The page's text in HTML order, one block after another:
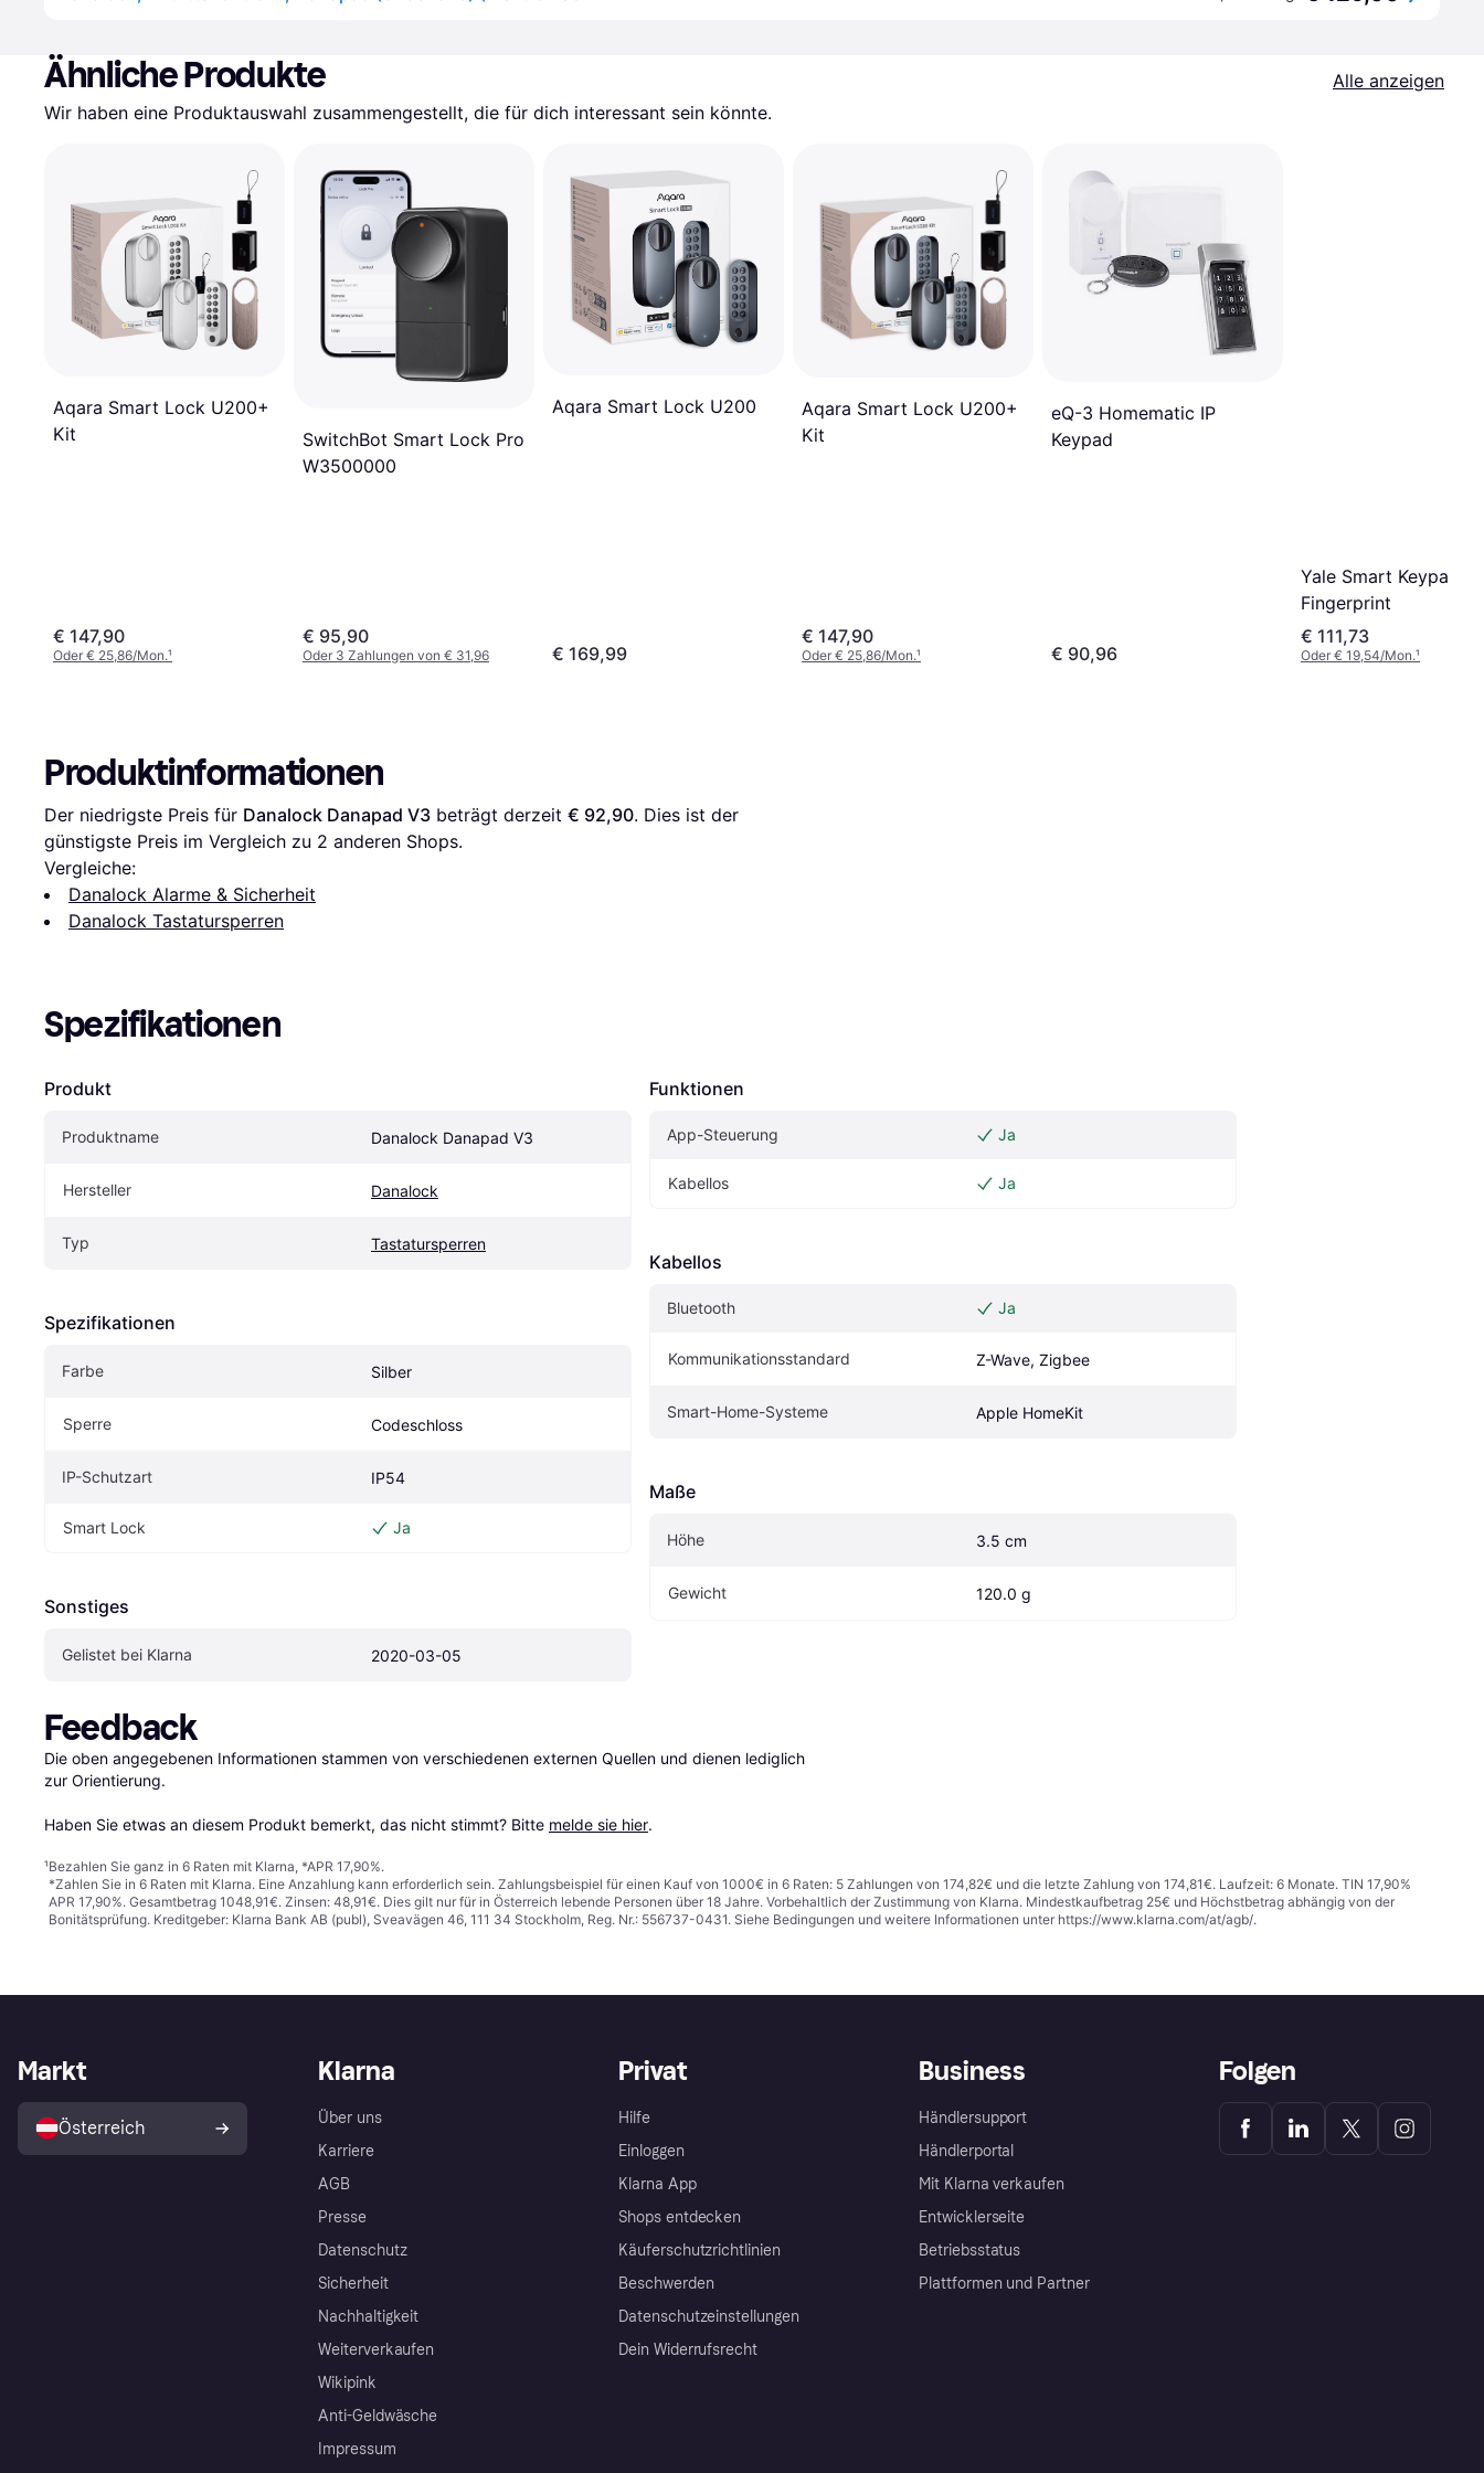
Ähnliche Produkte
Alle anzeigen
Wir haben eine Produktauswahl zusammengestellt, die für dich interessant sein könnte.
Aqara Smart Lock U200+
Kit
€ 147,90
Oder € 25,86/Mon.¹
SwitchBot Smart Lock Pro
W3500000
€ 95,90
Oder 3 Zahlungen von € 31,96
Aqara Smart Lock U200
€ 169,99
Aqara Smart Lock U200+
Kit
€ 147,90
Oder € 25,86/Mon.¹
eQ-3 Homematic IP
Keypad
€ 90,96
Yale Smart Keypad 2
Fingerprint
€ 111,73
Oder € 19,54/Mon.¹
Produktinformationen
Der niedrigste Preis für Danalock Danapad V3 beträgt derzeit € 92,90. Dies ist der
günstigste Preis im Vergleich zu 2 anderen Shops.
Vergleiche:
Danalock Alarme & Sicherheit
Danalock Tastatursperren
Spezifikationen
Produkt
Produktname Danalock Danapad V3
Hersteller Danalock
Typ Tastatursperren
Spezifikationen
Farbe Silber
Sperre Codeschloss
IP-Schutzart IP54
Smart Lock Ja
Sonstiges
Gelistet bei Klarna 2020-03-05
Funktionen
App-Steuerung Ja
Kabellos Ja
Kabellos
Bluetooth Ja
Kommunikationsstandard Z-Wave, Zigbee
Smart-Home-Systeme Apple HomeKit
Maße
Höhe 3.5 cm
Gewicht 120.0 g
Feedback
Die oben angegebenen Informationen stammen von verschiedenen externen Quellen und dienen lediglich
zur Orientierung.
Haben Sie etwas an diesem Produkt bemerkt, das nicht stimmt? Bitte melde sie hier.
¹Bezahlen Sie ganz in 6 Raten mit Klarna, *APR 17,90%.
*Zahlen Sie in 6 Raten mit Klarna. Eine Anzahlung kann erforderlich sein. Zahlungsbeispiel für einen Kauf von 1000€ in 6 Raten: 5 Zahlungen von 174,82€ und die letzte Zahlung von 174,81€. Laufzeit: 6 Monate. TIN 17,90%
APR 17,90%. Gesamtbetrag 1048,91€. Zinsen: 48,91€. Dies gilt nur für in Österreich lebende Personen über 18 Jahre. Vorbehaltlich der Zustimmung von Klarna. Mindestkaufbetrag 25€ und Höchstbetrag abhängig von der
Bonitätsprüfung. Kreditgeber: Klarna Bank AB (publ), Sveavägen 46, 111 34 Stockholm, Reg. Nr.: 556737-0431. Siehe Bedingungen und weitere Informationen unter https://www.klarna.com/at/agb/.
Klarna
Über uns
Karriere
AGB
Presse
Datenschutz
Sicherheit
Nachhaltigkeit
Weiterverkaufen
Wikipink
Anti-Geldwäsche
Impressum
Privat
Hilfe
Einloggen
Klarna App
Shops entdecken
Käuferschutzrichtlinien
Beschwerden
Datenschutzeinstellungen
Dein Widerrufsrecht
Business
Händlersupport
Händlerportal
Mit Klarna verkaufen
Entwicklerseite
Betriebsstatus
Plattformen und Partner
Markt
Österreich
Folgen